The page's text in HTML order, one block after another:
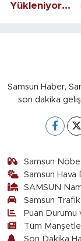
Yükleniyor...
Samsun Haber,
son dakika
Samsun
Samsun Hava
SAMSUN
Samsun Trafik
Puan Durumu
Tüm
Son Dakika